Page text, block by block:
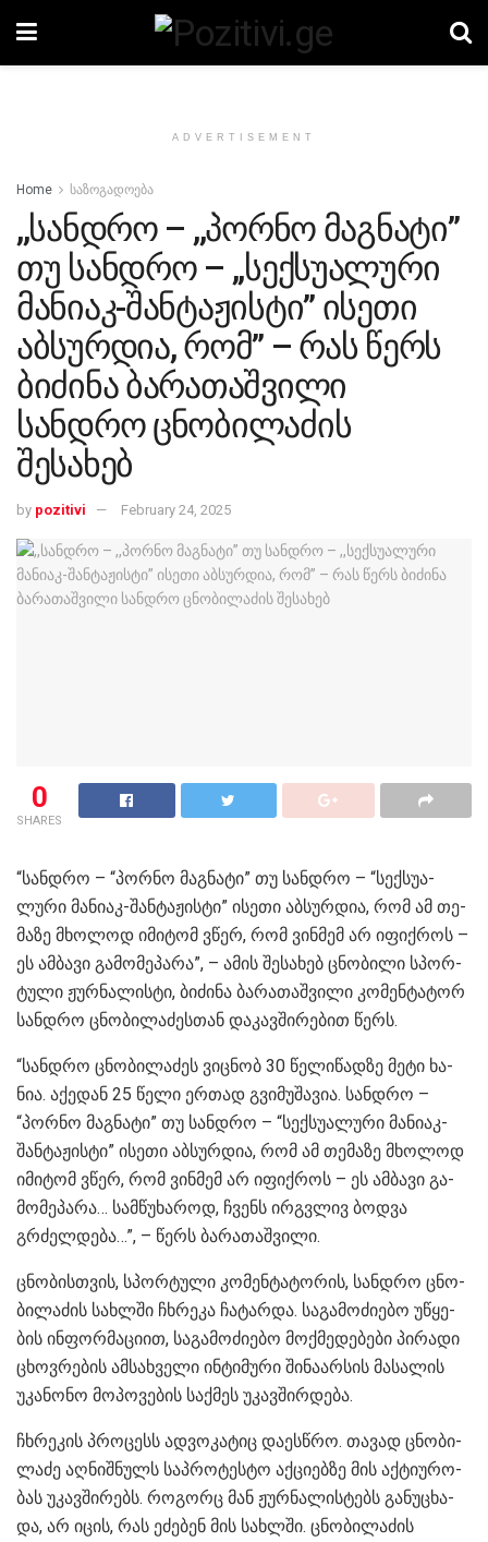
ADVERTISEMENT
Home საზოგადოება
,,სანდრო – ,,პორნო მაგნატი”
თუ სანდრო – ,,სექსუალური
მანიაკ-შანტაჟისტი” ისეთი
აბსურდია, რომ” – რას წერს
ბიძინა ბარათაშვილი
სანდრო ცნობილაძის
შესახებ
by pozitivi February 24, 2025
0
SHARES
“სან­დრო – “პორ­ნო მაგ­ნა­ტი” თუ სან­დრო – “სექ­სუ­ა­
ლუ­რი მა­ნი­აკ-შან­ტა­ჟის­ტი” ისე­თი აბ­სურ­დია, რომ ამ თე­
მა­ზე მხო­ლოდ იმი­ტომ ვწერ, რომ ვინ­მემ არ იფიქ­როს –
ეს ამ­ბა­ვი გა­მო­მე­პა­რა”, – ამის შე­სა­ხებ ცნო­ბი­ლი სპორ­
ტუ­ლი ჟურ­ნა­ლის­ტი, ბი­ძი­ნა ბა­რა­თაშ­ვი­ლი კო­მენ­ტა­ტორ
სან­დრო ცნო­ბი­ლა­ძეს­თან და­კავ­ში­რე­ბით წერს.
“სან­დრო ცნო­ბი­ლა­ძეს ვიც­ნობ 30 წე­ლი­წად­ზე მეტი ხა­
ნია. აქე­დან 25 წელი ერ­თად გვი­მუ­შა­ვია. სან­დრო –
“პორ­ნო მაგ­ნა­ტი” თუ სან­დრო – “სექ­სუ­ა­ლუ­რი მა­ნი­აკ-
შან­ტა­ჟის­ტი” ისე­თი აბ­სურ­დია, რომ ამ თე­მა­ზე მხო­ლოდ
იმი­ტომ ვწერ, რომ ვინ­მემ არ იფიქ­როს – ეს ამ­ბა­ვი გა­
მო­მე­პა­რა… სამ­წუ­ხა­როდ, ჩვენს ირ­გვლივ ბოდ­ვა
გრძელ­დე­ბა…”, – წერს ბა­რა­თაშ­ვი­ლი.
ცნო­ბის­თვის, სპორ­ტუ­ლი კო­მენ­ტა­ტო­რის, სან­დრო ცნო­
ბი­ლა­ძის სახ­ლში ჩხრე­კა ჩა­ტარ­და. სა­გა­მო­ძი­ე­ბო უწყე­
ბის ინ­ფორ­მა­ცი­ით, სა­გა­მო­ძი­ე­ბო მოქ­მე­დე­ბე­ბი პი­რა­დი
ცხოვ­რე­ბის ამ­სახ­ვე­ლი ინ­ტი­მუ­რი ში­ნა­არ­სის მა­სა­ლის
უკა­ნო­ნო მო­პო­ვე­ბის საქ­მეს უკავ­შირ­დე­ბა.
ჩხრე­კის პრო­ცესს ად­ვო­კა­ტიც და­ეს­წრო. თა­ვად ცნო­ბი­
ლა­ძე აღ­ნიშ­ნულს საპ­რო­ტეს­ტო აქ­ცი­ებ­ზე მის აქ­ტი­უ­რო­
ბას უკავ­ში­რებს. რო­გორც მან ჟურ­ნა­ლის­ტებს გა­ნუ­ცხა­
და, არ იცის, რას ეძე­ბენ მის სახ­ლში. ცნო­ბი­ლა­ძის